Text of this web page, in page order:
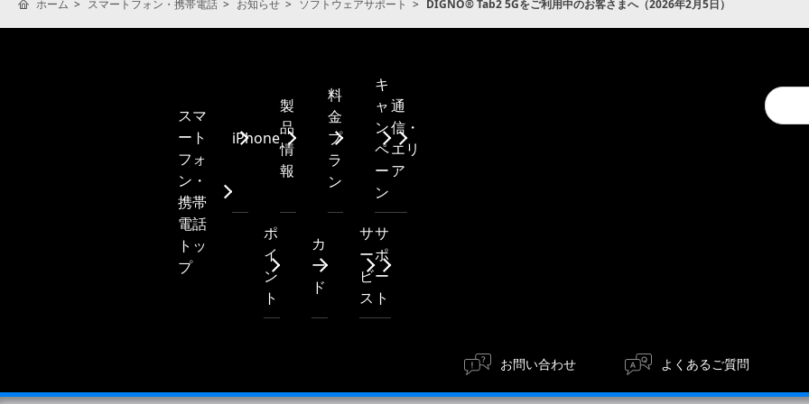
ホーム スマートフォン・携帯電話 お知らせ ソフトウェアサポート DIGNO® Tab2 5Gをご利用中のお客さまへ（2026年2月5日）
Conduct
a
search
スマ
ート
フォ
ン・
携帯
電話
トッ
プ
iPhone
製
品
情
報
料
金
プ
ラ
ン
キ
ャ
ン
ペ
ー
ン
通
信・
エリ
ア
ポ
イ
ン
ト
カ
ー
ド
サ
ー
ビ
ス
サ
ポ
ー
ト
お問い合わせ よくあるご質問